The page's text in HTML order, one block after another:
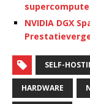
NVIDIA DGX
SELF-
HARDWARE